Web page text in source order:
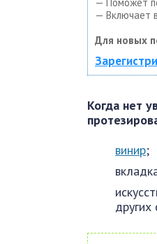
— Включает
Для новых
Когда нет
винир;
других